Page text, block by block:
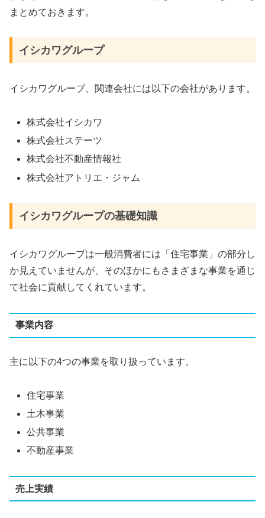
まとめておきます。
イシカワグループ
イシカワグループ、関連会社には以下の会社があります。
株式会社イシカワ
株式会社ステーツ
株式会社不動産情報社
株式会社アトリエ・ジャム
イシカワグループの基礎知識
イシカワグループは一般消費者には「住宅事業」の部分し
か見えていませんが、そのほかにもさまざまな事業を通じ
て社会に貢献してくれています。
事業内容
主に以下の4つの事業を取り扱っています。
住宅事業
土木事業
公共事業
不動産事業
売上実績